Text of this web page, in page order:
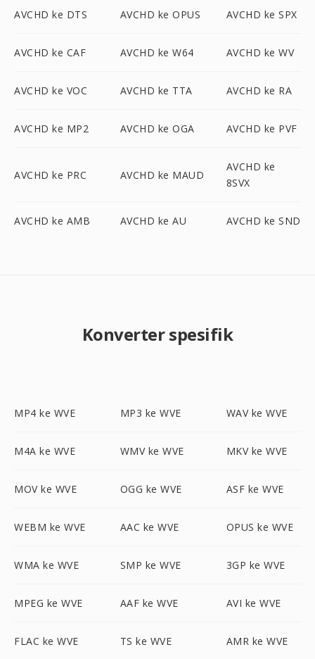
AVCHD ke DTS AVCHD ke OPUS AVCHD ke SPX
AVCHD ke CAF AVCHD ke W64 AVCHD ke WV
AVCHD ke VOC AVCHD ke TTA AVCHD ke RA
AVCHD ke MP2 AVCHD ke OGA AVCHD ke PVF
AVCHD ke PRC AVCHD ke MAUD
AVCHD ke
8SVX
AVCHD ke AMB AVCHD ke AU AVCHD ke SND
Konverter spesifik
MP4 ke WVE MP3 ke WVE WAV ke WVE
M4A ke WVE WMV ke WVE MKV ke WVE
MOV ke WVE OGG ke WVE ASF ke WVE
WEBM ke WVE AAC ke WVE OPUS ke WVE
WMA ke WVE SMP ke WVE 3GP ke WVE
MPEG ke WVE AAF ke WVE AVI ke WVE
FLAC ke WVE TS ke WVE AMR ke WVE